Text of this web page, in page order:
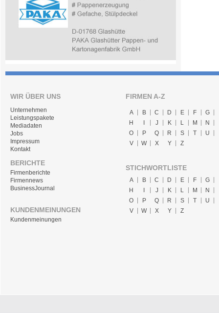
WIR ÜBER UNS
Unternehmen
Leistungspakete
Mediadaten
Jobs
Impressum
Kontakt
BERICHTE
Firmenberichte
Firmennews
BusinessJournal
KUNDENMEINUNGEN
Kundenmeinungen
FIRMEN A-Z
A B C D E F
G
H
I J K L M
N
O
P Q R S T
U
V
W X Y Z
STICHWORTLISTE
A B C D E F
G
H
J K L M
N
O
P Q R S T
U
V
W X Y Z